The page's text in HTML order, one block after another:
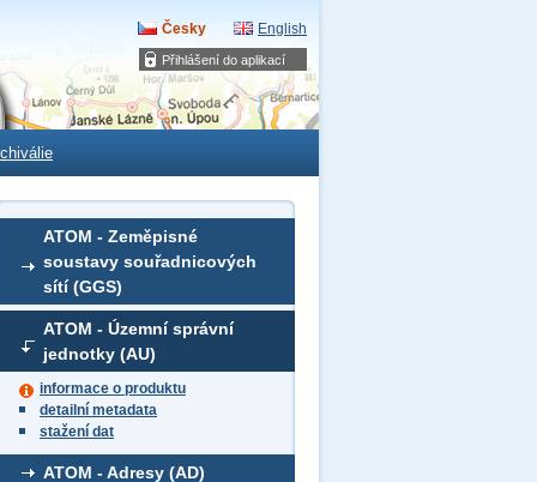
Přihlášení do aplikací
Česky English
ATOM - Zeměpisné
soustavy souřadnicových
sítí (GGS)
ATOM - Územní správní
jednotky (AU)
informace o produktu
detailní metadata
stažení dat
ATOM - Adresy (AD)